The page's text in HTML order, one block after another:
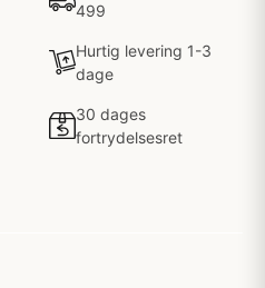
499
Hurtig levering 1-3
dage
30 dages
fortrydelsesret